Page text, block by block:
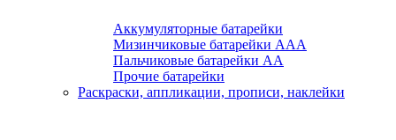
Аккумуляторные батарейки
Мизинчиковые батарейки ААА
Пальчиковые батарейки АА
Прочие батарейки
Раскраски, аппликации, прописи, наклейки